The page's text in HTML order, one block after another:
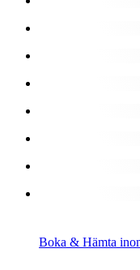
Boka & Hämta